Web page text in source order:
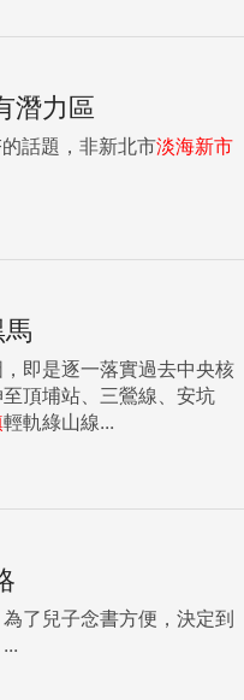
潛力區
話題，非新北市淡海新市
即是逐一落實過去中央核
頂埔站、三鶯線、安坑
輕軌綠山線...
了兒子念書方便，決定到